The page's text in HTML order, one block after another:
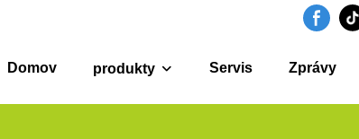
Domov produkty Servis Zprávy